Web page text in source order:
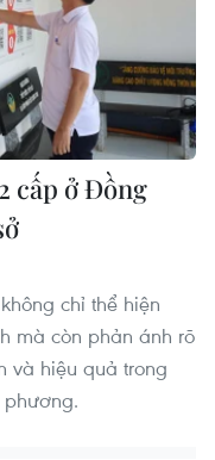
cấp ở Đồng
chỉ thể hiện
mà còn phản ánh rõ
và hiệu quả trong